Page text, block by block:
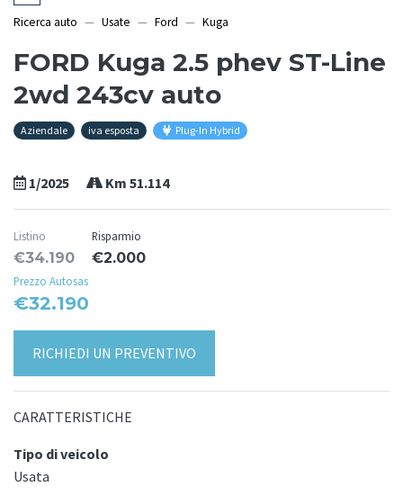
Ricerca auto Usate Ford Kuga
FORD Kuga 2.5 phev ST-Line
2wd 243cv auto
Aziendale iva esposta Plug-In Hybrid
1/2025 Km 51.114
Listino
€34.190
Risparmio
€2.000
Prezzo Autosas
€32.190
RICHIEDI UN PREVENTIVO
CARATTERISTICHE
Tipo di veicolo
Usata